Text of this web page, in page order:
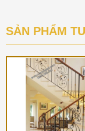
SẢN PHẨM